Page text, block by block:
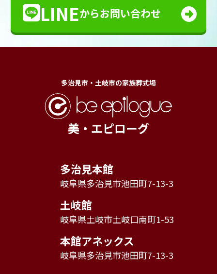
LINEからお問い合わせ
多治見市・土岐市の家族葬式場
美・エピローグ
多治見本館
岐阜県多治見市池田町7-13-3
土岐館
岐阜県土岐市土岐口南町1-53
本館アネックス
岐阜県多治見市池田町7-13-3